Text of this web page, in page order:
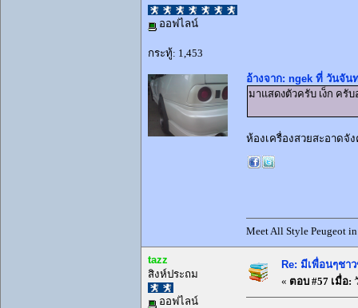
ออฟไลน์
กระทู้: 1,453
อ้างจาก: ngek ที่ วันจัน
มาแสดงตัวครับ เง็ก ครั
ห้องเครื่องสวยสะอาดจั
Meet All Style Peugeot
tazz
สิงห์ประถม
ออฟไลน์
Re: มีเพื่อนๆชา
« ตอบ #57 เมื่อ: